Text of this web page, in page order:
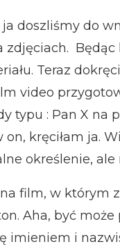
doszliśmy do
zdjęciach.
Teraz
video
typu : Pan X
kręciłam ja.
określenie,
film, w którym
Aha, być
imieniem i